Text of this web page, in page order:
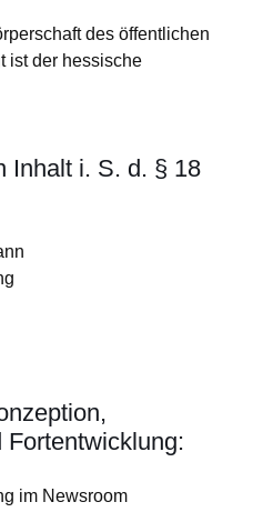
des öffentlichen
ist der hessische
Inhalt i. S. d. § 18
Fortentwicklung:
im Newsroom